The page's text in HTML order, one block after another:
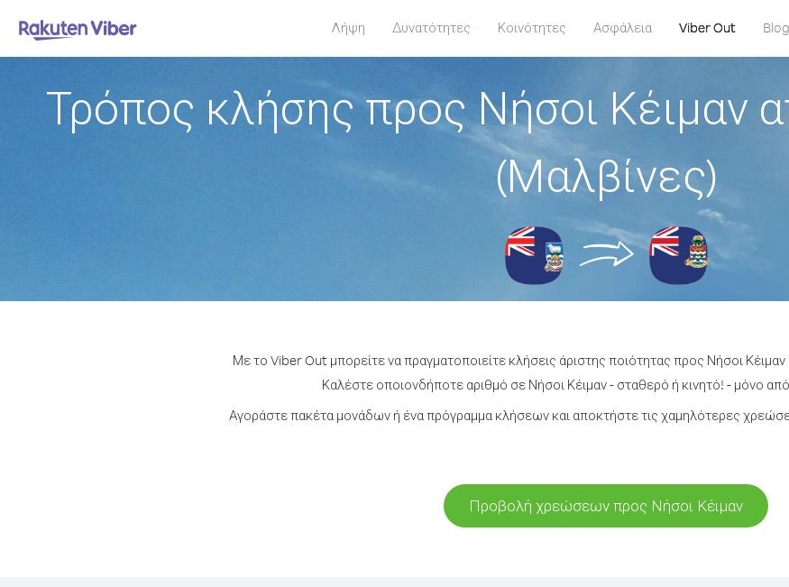
Λήψη Δυνατότητες Κοινότητες Ασφάλεια Viber Out Blog
Τρόπος κλήσης προς Νήσοι Κέιμαν
(Μαλβίνες)
Με το Viber Out μπορείτε να πραγματοποιείτε κλήσεις άριστης ποιότητας προς Νήσοι
Καλέστε οποιονδήποτε αριθμό σε Νήσοι Κέιμαν - σταθερό ή κινητό! - μόνο
Αγοράστε πακέτα μονάδων ή ένα πρόγραμμα κλήσεων και αποκτήστε τις χαμηλότερες
Προβολή χρεώσεων προς Νήσοι Κέιμαν